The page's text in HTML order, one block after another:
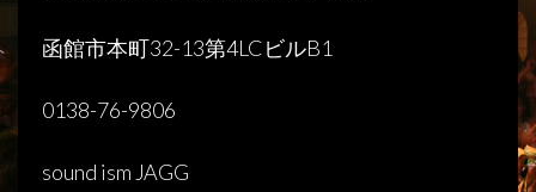
函館市本町32-13第4LCビルB1
0138-76-9806
sound ism JAGG